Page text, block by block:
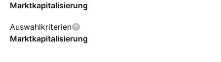
Marktkapitalisierung
Auswahlkriterien
Marktkapitalisierung